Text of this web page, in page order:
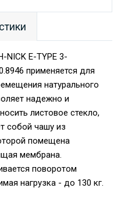
NICK E-TYPE 3-
применяется для
натурального
надежно и
листовое стекло,
собой чашу из
помещена
мембрана.
поворотом
нагрузка - до 130 кг.